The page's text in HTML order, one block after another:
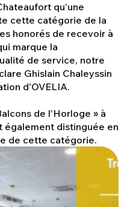
qu’une
cette catégorie de la
honorés de recevoir à
marque la
de service, notre
Ghislain Chaleyssin
d'OVELIA.
de l’Horloge » à
également distinguée en
de cette catégorie.